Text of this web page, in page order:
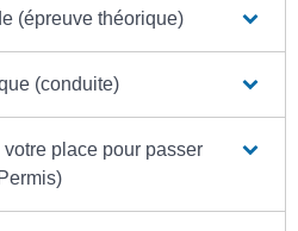
(épreuve théorique)
(conduite)
place pour passer